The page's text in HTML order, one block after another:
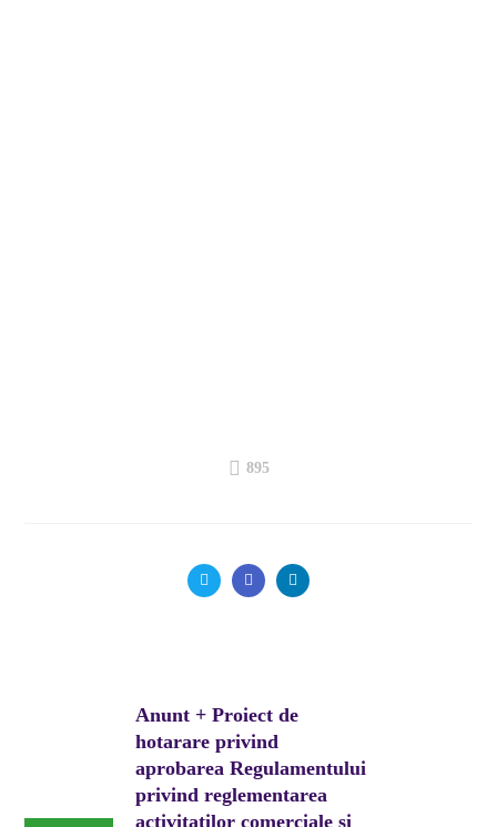
895
Anunt + Proiect de
hotarare privind
aprobarea Regulamentului
privind reglementarea
activitatilor comerciale si